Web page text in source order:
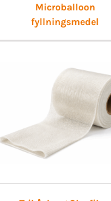
Microballoon
fyllningsmedel